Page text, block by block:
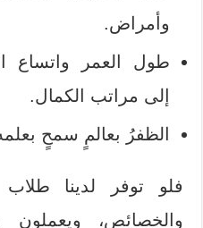
وأمراض.
طول العمر واتساع
إلى مراتب الكمال.
الظفرُ بعالمٍ سمحٍ
فلو توفر لدينا
والخصائص، ويعملون